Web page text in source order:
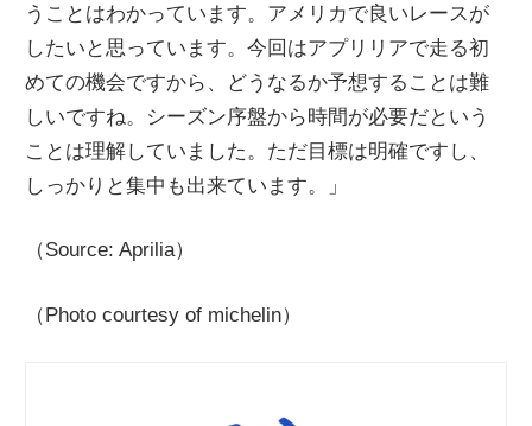
うことはわかっています。アメリカで良いレースが
したいと思っています。今回はアプリリアで走る初
めての機会ですから、どうなるか予想することは難
しいですね。シーズン序盤から時間が必要だという
ことは理解していました。ただ目標は明確ですし、
しっかりと集中も出来ています。」
（Source: Aprilia）
（Photo courtesy of michelin）